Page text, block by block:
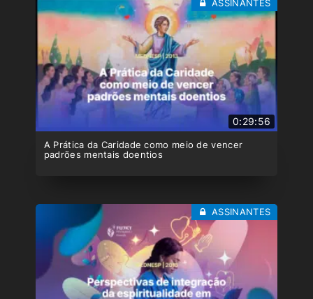
0:29:56
A Prática da Caridade como meio de vencer
padrões mentais doentios
ASSINANTES
ASSINANTES